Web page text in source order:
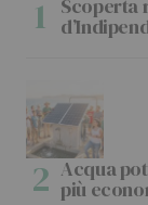
Scoperta
Acqua
più